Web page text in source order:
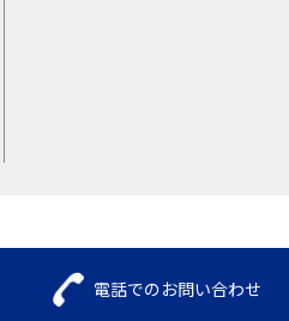
電話でのお問い合わせ